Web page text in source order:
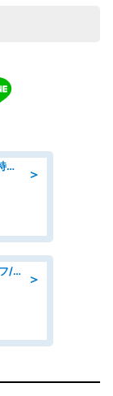
＞
トヨタ自動車 上郷工場で部品の検査/特典168万/tutumi
＞
日払いOKで即日収入/キッチンスタッフ/「原付免許必須」デリバリー業務など、自己成長可能な幅広い仕事に挑戦!髪型自由&ピアス・ネイルOK/茨城県/水戸市